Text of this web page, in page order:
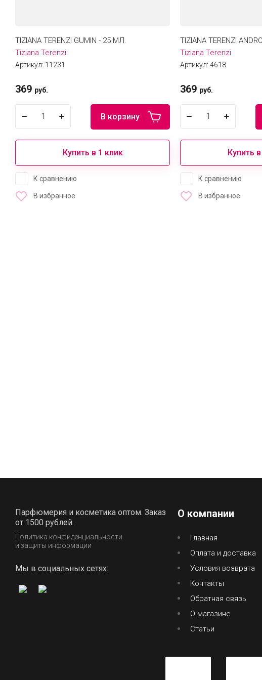
TIZIANA TERENZI GUMIN - 25 МЛ.
Tiziana Terenzi
Артикул: 11231
369 руб.
В корзину
Купить в 1 клик
К сравнению
В избранное
TIZIANA TERENZI
Tiziana Terenzi
Артикул: 4618
369 руб.
Купить
К сравнению
В избранное
Парфюмерия и косметика оптом. Заказ
от 1500 рублей.
Политика конфиденциальности
и защиты информации
Мы в социальных сетях:
О компании
Главная
Оплата и доставка
Условия возврата
Контакты
Обратная связь
О магазине
Статьи